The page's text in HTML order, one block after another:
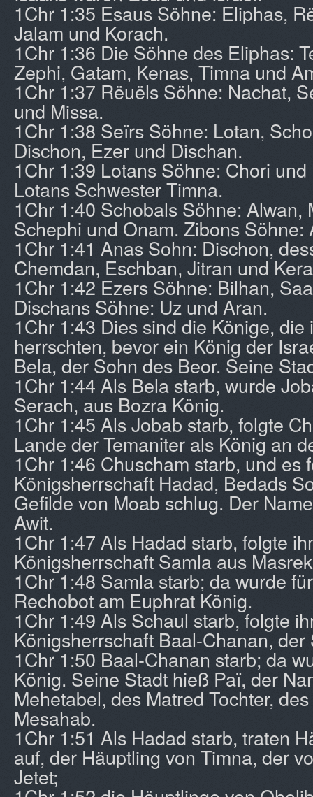
1Chr 1:35 Esaus Söhne: Eliphas,
Jalam und Korach.
1Chr 1:36 Die Söhne des Eliphas:
Zephi, Gatam, Kenas, Timna und
1Chr 1:37 Rëuëls Söhne: Nachat,
und Missa.
1Chr 1:38 Seïrs Söhne: Lotan,
Dischon, Ezer und Dischan.
1Chr 1:39 Lotans Söhne: Chori
Lotans Schwester Timna.
1Chr 1:40 Schobals Söhne: Alwan,
Schephi und Onam. Zibons Söhne:
1Chr 1:41 Anas Sohn: Dischon,
Chemdan, Eschban, Jitran und
1Chr 1:42 Ezers Söhne: Bilhan,
Dischans Söhne: Uz und Aran.
1Chr 1:43 Dies sind die Könige,
herrschten, bevor ein König der
Bela, der Sohn des Beor. Seine
1Chr 1:44 Als Bela starb, wurde
Serach, aus Bozra König.
1Chr 1:45 Als Jobab starb, folgte
Lande der Temaniter als König an
1Chr 1:46 Chuscham starb, und es
Königsherrschaft Hadad, Bedads
Gefilde von Moab schlug. Der
Awit.
1Chr 1:47 Als Hadad starb, folgte
Königsherrschaft Samla aus
1Chr 1:48 Samla starb; da wurde
Rechobot am Euphrat König.
1Chr 1:49 Als Schaul starb, folgte
Königsherrschaft Baal-Chanan,
1Chr 1:50 Baal-Chanan starb; da
König. Seine Stadt hieß Paï, der
Mehetabel, des Matred Tochter,
Mesahab.
1Chr 1:51 Als Hadad starb, traten
auf, der Häuptling von Timna, der
Jetet;